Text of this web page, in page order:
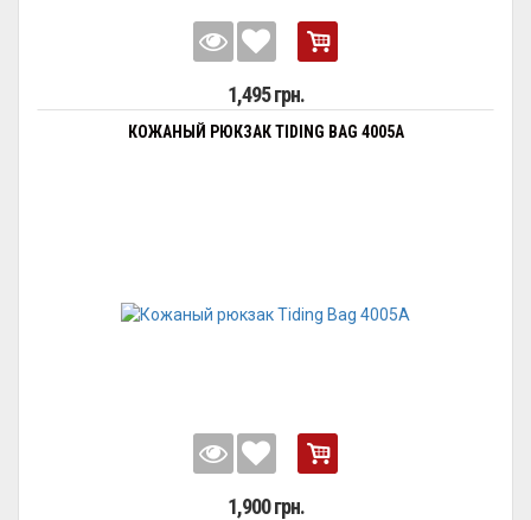
1,495 грн.
КОЖАНЫЙ РЮКЗАК TIDING BAG 4005A
1,900 грн.